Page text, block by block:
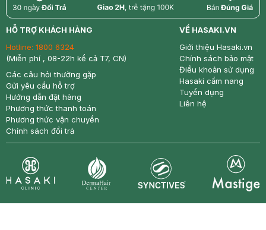
return nowfree price
HỖ TRỢ KHÁCH HÀNG
Hotline: 1800 6324
(Miễn phí , 08-22h kể cả T7, CN)
Các câu hỏi thường gặp
Gửi yêu cầu hỗ trợ
Hướng dẫn đặt hàng
Phương thức thanh toán
Phương thức vận chuyển
Chính sách đổi trả
VỀ HASAKI.VN
Giới thiệu Hasaki.vn
Chính sách bảo mật
Điều khoản sử dụng
Hasaki cẩm nang
Tuyển dụng
Liên hệ